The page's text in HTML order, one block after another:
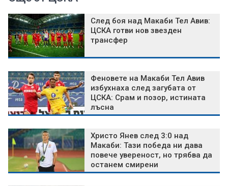
След боя над Макаби Тел Авив:
ЦСКА готви нов звезден
трансфер
Феновете на Макаби Тел Авив
избухнаха след загубата от
ЦСКА: Срам и позор, истината
лъсна
Христо Янев след 3:0 над
Макаби: Тази победа ни дава
повече увереност, но трябва да
останем смирени